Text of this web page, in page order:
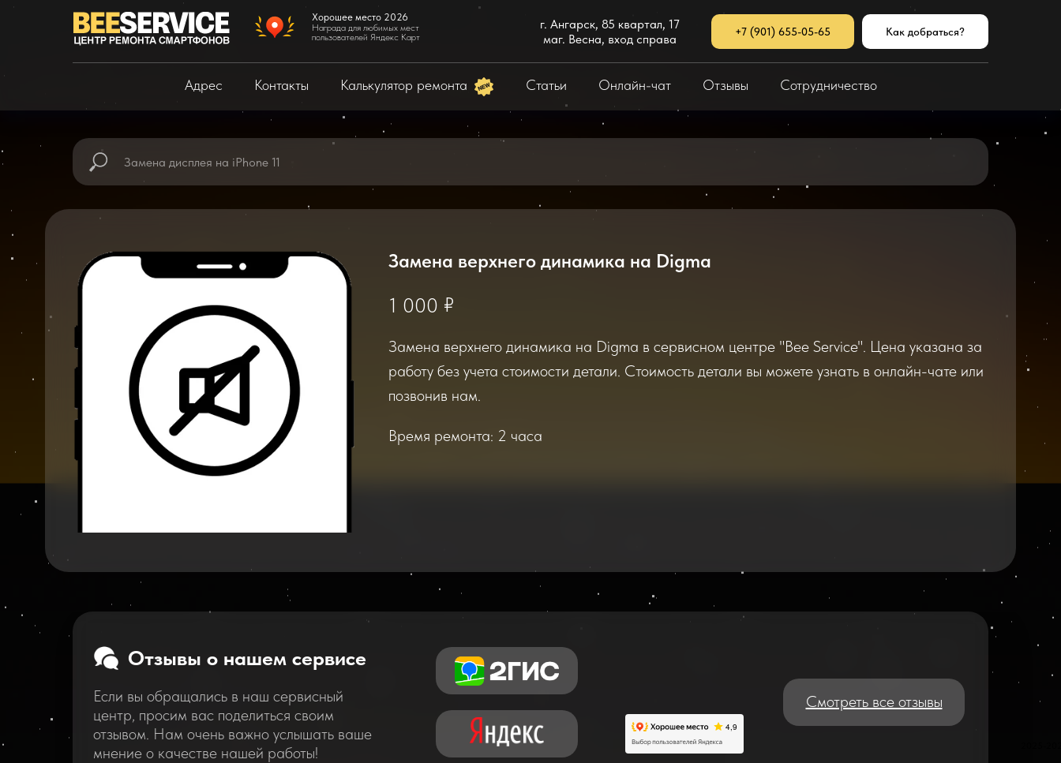
Хорошее место 2026
Награда для любимых мест
пользователей Яндекс Карт
г. Ангарск, 85 квартал, 17
маг. Весна, вход справа
+7 (901) 655-05-65 Как добраться?
Адрес Контакты Калькулятор ремонта Статьи Онлайн-чат Отзывы Сотрудничество
Замена верхнего динамика на Digma
1 000 ₽
Замена верхнего динамика на Digma в сервисном центре "Bee Service". Цена указана за
работу без учета стоимости детали. Стоимость детали вы можете узнать в онлайн-чате или
позвонив нам.
Время ремонта: 2 часа
Если вы обращались в наш сервисный
центр, просим вас поделиться своим
отзывом. Нам очень важно услышать ваше
мнение о качестве нашей работы!
Отзывы о нашем сервисе
Смотреть все отзывы